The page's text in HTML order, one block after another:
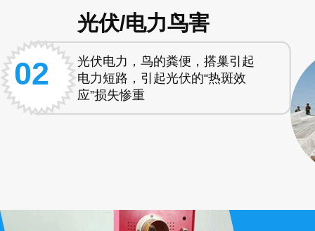
光伏/电力鸟害
02
光伏电力，鸟的粪便，搭巢引起
电力短路，引起光伏的“热斑效
应”损失惨重